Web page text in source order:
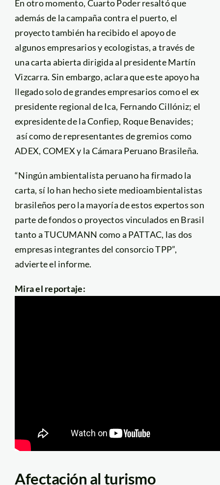
En otro momento, Cuarto Poder resaltó que
además de la campaña contra el puerto, el
proyecto también ha recibido el apoyo de
algunos empresarios y ecologistas, a través de
una carta abierta dirigida al presidente Martín
Vizcarra. Sin embargo, aclara que este apoyo ha
llegado solo de grandes empresarios como el ex
presidente regional de Ica, Fernando Cillóniz; el
expresidente de la Confiep, Roque Benavides;
así como de representantes de gremios como
ADEX, COMEX y la Cámara Peruano Brasileña.
“Ningún ambientalista peruano ha firmado la
carta, sí lo han hecho siete medioambientalistas
brasileños pero la mayoría de estos expertos son
parte de fondos o proyectos vinculados en Brasil
tanto a TUCUMANN como a PATTAC, las dos
empresas integrantes del consorcio TPP”,
advierte el informe.
Mira el reportaje:
Afectación al turismo